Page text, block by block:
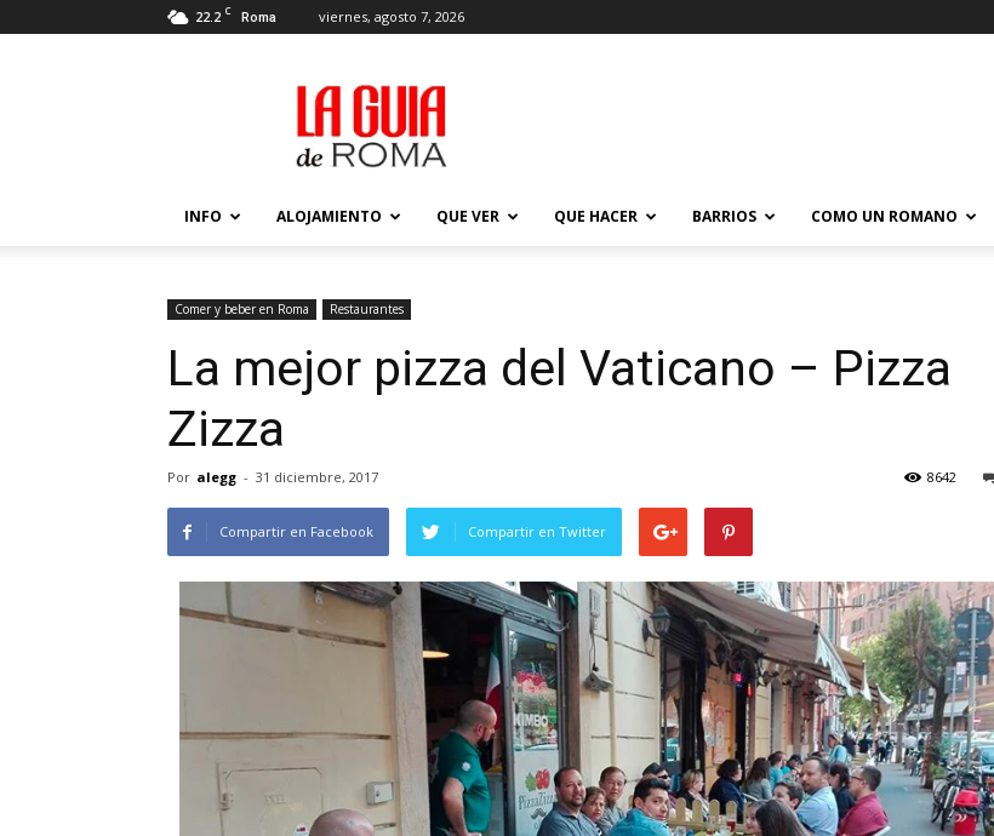
22.2 C Roma viernes, agosto 7, 2026
Actualizada
INFO ALOJAMIENTO QUE VER QUE HACER BARRIOS COMO UN ROMANO
Comer y beber en Roma Restaurantes
La mejor pizza del Vaticano – Pizza
Zizza
Por alegg - 31 diciembre, 2017 8642
Compartir en Facebook Compartir en Twitter